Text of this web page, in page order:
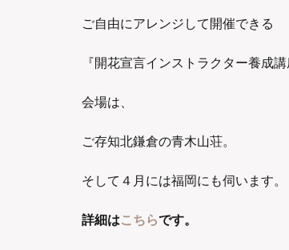
ご自由にアレンジして開催できる
『開花宣言インストラクター養成
会場は、
ご存知北鎌倉の青木山荘。
そして４月には福岡にも伺います。
詳細はこちらです。